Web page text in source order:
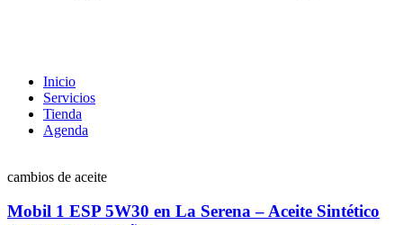
Inicio
Servicios
Tienda
Agenda
cambios de aceite
Mobil 1 ESP 5W30 en La Serena – Aceite Sintético